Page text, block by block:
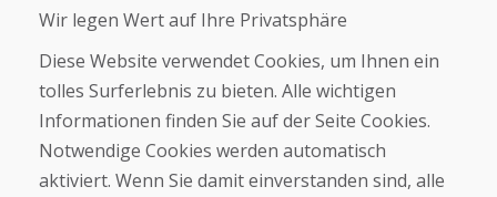
Geschäft
Kaufen
E-Shop
Impressum
Geschäftsbedingungen
Wir legen Wert auf Ihre Privatsphäre
Diese Website verwendet Cookies, um Ihnen ein
tolles Surferlebnis zu bieten. Alle wichtigen
Informationen finden Sie auf der Seite Cookies.
Notwendige Cookies werden automatisch
aktiviert. Wenn Sie damit einverstanden sind, alle